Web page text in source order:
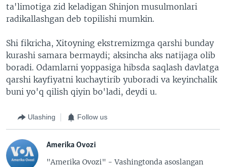
ta'limotiga zid keladigan Shinjon musulmonlari
radikallashgan deb topilishi mumkin.
Shi fikricha, Xitoyning ekstremizmga qarshi bunday
kurashi samara bermaydi; aksincha aks natijaga olib
boradi. Odamlarni yoppasiga hibsda saqlash davlatga
qarshi kayfiyatni kuchaytirib yuboradi va keyinchalik
buni yo'q qilish qiyin bo'ladi, deydi u.
Ulashing Follow us
Amerika Ovozi
"Amerika Ovozi" - Vashingtonda asoslangan